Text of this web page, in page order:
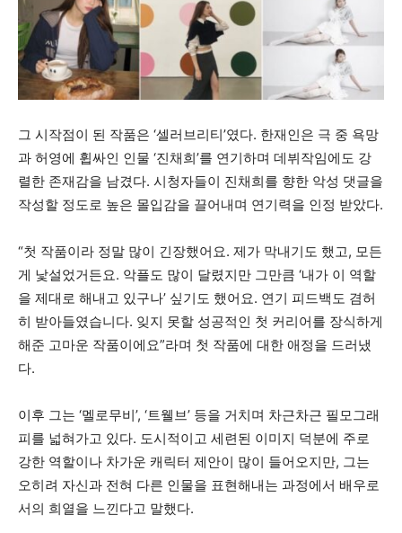
그 시작점이 된 작품은 ‘셀러브리티’였다. 한재인은 극 중 욕망
과 허영에 휩싸인 인물 ‘진채희’를 연기하며 데뷔작임에도 강
렬한 존재감을 남겼다. 시청자들이 진채희를 향한 악성 댓글을
작성할 정도로 높은 몰입감을 끌어내며 연기력을 인정 받았다.
“첫 작품이라 정말 많이 긴장했어요. 제가 막내기도 했고, 모든
게 낯설었거든요. 악플도 많이 달렸지만 그만큼 ‘내가 이 역할
을 제대로 해내고 있구나’ 싶기도 했어요. 연기 피드백도 겸허
히 받아들였습니다. 잊지 못할 성공적인 첫 커리어를 장식하게
해준 고마운 작품이에요”라며 첫 작품에 대한 애정을 드러냈
다.
이후 그는 ‘멜로무비’, ‘트웰브’ 등을 거치며 차근차근 필모그래
피를 넓혀가고 있다. 도시적이고 세련된 이미지 덕분에 주로
강한 역할이나 차가운 캐릭터 제안이 많이 들어오지만, 그는
오히려 자신과 전혀 다른 인물을 표현해내는 과정에서 배우로
서의 희열을 느낀다고 말했다.